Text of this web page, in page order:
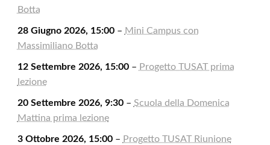
Botta
28 Giugno 2026, 15:00– Mini Campus con
Massimiliano Botta
12 Settembre 2026, 15:00– Progetto TUSAT prima
lezione
20 Settembre 2026, 9:30– Scuola della Domenica
Mattina prima lezione
3 Ottobre 2026, 15:00– Progetto TUSAT Riunione